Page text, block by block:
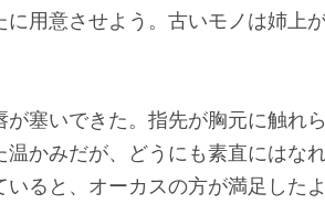
に用意させよう。古いモノは姉上
塞いできた。指先が胸元に触れ
かみだが、どうにも素直にはなれ
ると、オーカスの方が満足した